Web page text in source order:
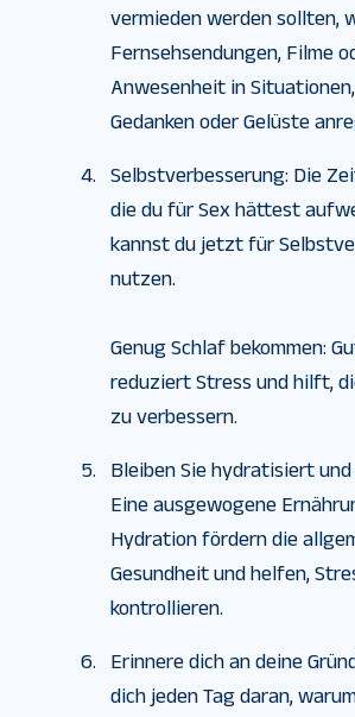
vermieden werden sollten,
Fernsehsendungen, Filme
Anwesenheit in
Gedanken oder Gelüste
Selbstverbesserung: Die
die du für Sex hättest
kannst du jetzt für
nutzen.
Genug Schlaf bekommen:
reduziert Stress und hilft,
zu verbessern.
Bleiben Sie hydratisiert und
Eine ausgewogene
Hydration fördern die
Gesundheit und helfen,
kontrollieren.
Erinnere dich an deine
dich jeden Tag daran,